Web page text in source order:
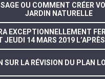
OU COMMENT CRÉER
JARDIN NATURELLE
EXCEPTIONNELLEMENT
JEUDI 14 MARS 2019
SUR LA RÉVISION DU PLAN